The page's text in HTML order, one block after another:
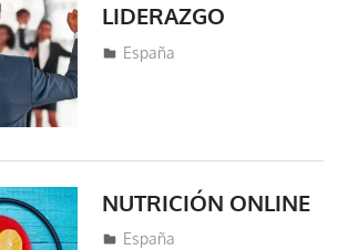
LIDERAZGO
marzo 15, 2020
fraferto7
España
NUTRICIÓN ONLINE
marzo 14, 2020
fraferto7
España